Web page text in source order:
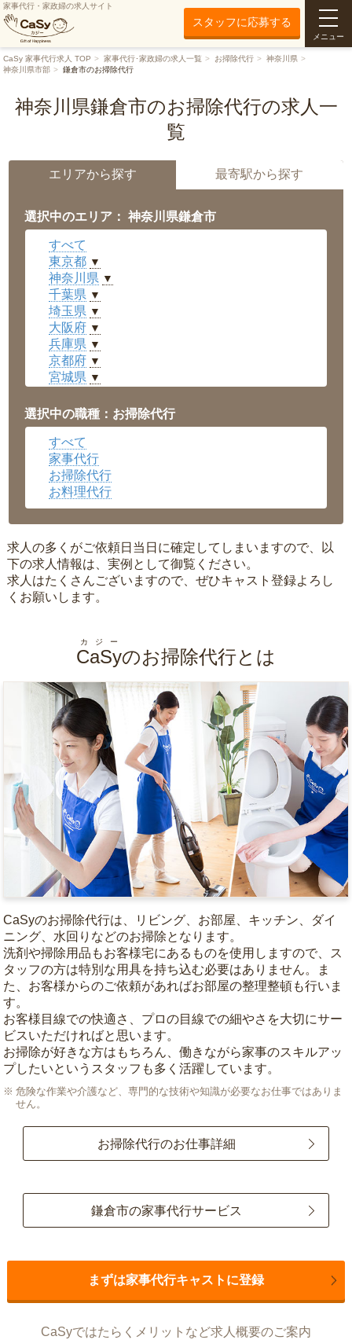
家事代行・家政婦の求人サイト
スタッフに応募する
メニュー
CaSy 家事代行求人 TOP 家事代行･家政婦の求人一覧 お掃除代行
神奈川県
神奈川県市部
鎌倉市のお掃除代行
神奈川県鎌倉市のお掃除代行の求人一
覧
エリアから探す 最寄駅から探す
選択中のエリア： 神奈川県鎌倉市
すべて
東京都 ▼
神奈川県 ▼
千葉県 ▼
埼玉県 ▼
大阪府 ▼
兵庫県 ▼
京都府 ▼
宮城県 ▼
福井県 ▼
岡山県 ▼
広島県
沖縄県 ▼
選択中の職種：お掃除代行
すべて
家事代行
お掃除代行
お料理代行
求人の多くがご依頼日当日に確定してしまいますので、以
下の求人情報は、実例として御覧ください。
求人はたくさんございますので、ぜひキャスト登録よろし
くお願いします。
CaSy
カジー
のお掃除代行とは
CaSyのお掃除代行は、リビング、お部屋、キッチン、ダイ
ニング、水回りなどのお掃除となります。
洗剤や掃除用品もお客様宅にあるものを使用しますので、ス
タッフの方は特別な用具を持ち込む必要はありません。ま
た、お客様からのご依頼があればお部屋の整理整頓も行いま
す。
お客様目線での快適さ、プロの目線での細やさを大切にサー
ビスいただければと思います。
お掃除が好きな方はもちろん、働きながら家事のスキルアッ
プしたいというスタッフも多く活躍しています。
危険な作業や介護など、専門的な技術や知識が必要なお仕事ではありま
せん。
お掃除代行のお仕事詳細
鎌倉市の家事代行サービス
まずは家事代行キャストに登録
CaSyではたらくメリットなど求人概要のご案内